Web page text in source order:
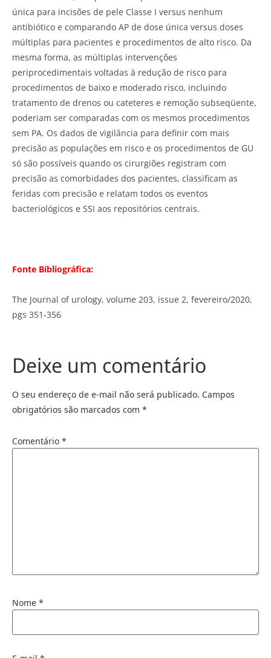
única para incisões de pele Classe I versus nenhum
antibiótico e comparando AP de dose única versus doses
múltiplas para pacientes e procedimentos de alto risco. Da
mesma forma, as múltiplas intervenções
periprocedimentais voltadas à redução de risco para
procedimentos de baixo e moderado risco, incluindo
tratamento de drenos ou cateteres e remoção subseqüente,
poderiam ser comparadas com os mesmos procedimentos
sem PA. Os dados de vigilância para definir com mais
precisão as populações em risco e os procedimentos de GU
só são possíveis quando os cirurgiões registram com
precisão as comorbidades dos pacientes, classificam as
feridas com precisão e relatam todos os eventos
bacteriológicos e SSI aos repositórios centrais.
Fonte Bibliográfica:
The Journal of urology, volume 203, issue 2, fevereiro/2020,
pgs 351-356
Deixe um comentário
O seu endereço de e-mail não será publicado. Campos
obrigatórios são marcados com *
Comentário *
Nome *